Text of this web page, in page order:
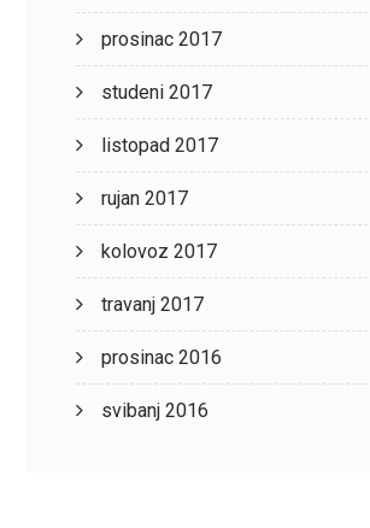
prosinac 2017
studeni 2017
listopad 2017
rujan 2017
kolovoz 2017
travanj 2017
prosinac 2016
svibanj 2016